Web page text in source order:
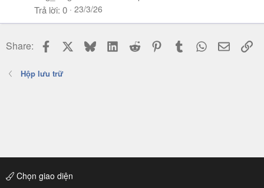
Trả lời 0 23/3/26
Share: Facebook BlueskyLinkedIn
Reddit PinterestTumblr WhatsApp
Email
Hộp lưu trữ
Chọn giao diện